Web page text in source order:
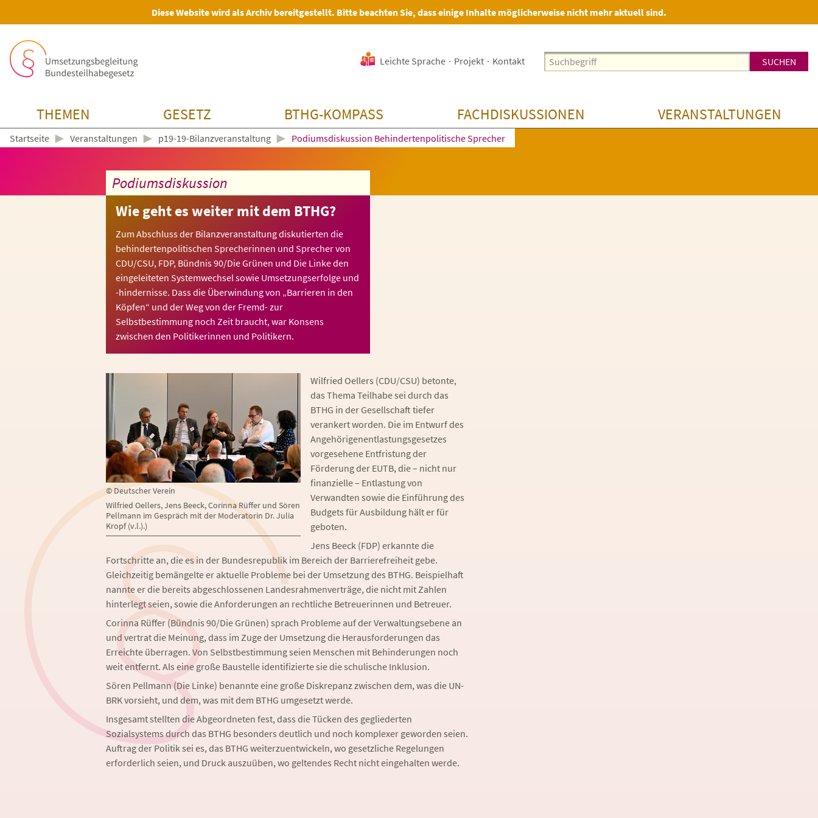
Diese Website wird als Archiv bereitgestellt. Bitte beachten Sie, dass einige Inhalte möglicherweise nicht mehr aktuell sind.
Leichte Sprache · Projekt · Kontakt
THEMEN GESETZ BTHG-KOMPASS FACHDISKUSSIONEN VERANSTALTUNGEN
Startseite ► Veranstaltungen ► p19-19-Bilanzveranstaltung ► Podiumsdiskussion Behindertenpolitische Sprecher
Podiumsdiskussion
Wie geht es weiter mit dem BTHG?
Zum Abschluss der Bilanzveranstaltung diskutierten die
behindertenpolitischen Sprecherinnen und Sprecher von
CDU/CSU, FDP, Bündnis 90/Die Grünen und Die Linke den
eingeleiteten Systemwechsel sowie Umsetzungserfolge und
-hindernisse. Dass die Überwindung von „Barrieren in den
Köpfen“ und der Weg von der Fremd- zur
Selbstbestimmung noch Zeit braucht, war Konsens
zwischen den Politikerinnen und Politikern.
©Deutscher Verein
Wilfried Oellers, Jens Beeck, Corinna Rüffer und Sören
Pellmann im Gespräch mit der Moderatorin Dr. Julia
Kropf (v.l.).)
Wilfried Oellers (CDU/CSU) betonte,
das Thema Teilhabe sei durch das
BTHG in der Gesellschaft tiefer
verankert worden. Die im Entwurf des
Angehörigenentlastungsgesetzes
vorgesehene Entfristung der
Förderung der EUTB, die – nicht nur
finanzielle – Entlastung von
Verwandten sowie die Einführung des
Budgets für Ausbildung hält er für
geboten.
Jens Beeck (FDP) erkannte die
Fortschritte an, die es in der Bundesrepublik im Bereich der Barrierefreiheit gebe.
Gleichzeitig bemängelte er aktuelle Probleme bei der Umsetzung des BTHG. Beispielhaft
nannte er die bereits abgeschlossenen Landesrahmenverträge, die nicht mit Zahlen
hinterlegt seien, sowie die Anforderungen an rechtliche Betreuerinnen und Betreuer.
Corinna Rüffer (Bündnis 90/Die Grünen) sprach Probleme auf der Verwaltungsebene an
und vertrat die Meinung, dass im Zuge der Umsetzung die Herausforderungen das
Erreichte überragen. Von Selbstbestimmung seien Menschen mit Behinderungen noch
weit entfernt. Als eine große Baustelle identifizierte sie die schulische Inklusion.
Sören Pellmann (Die Linke) benannte eine große Diskrepanz zwischen dem, was die UN-
BRK vorsieht, und dem, was mit dem BTHG umgesetzt werde.
Insgesamt stellten die Abgeordneten fest, dass die Tücken des gegliederten
Sozialsystems durch das BTHG besonders deutlich und noch komplexer geworden seien.
Auftrag der Politik sei es, das BTHG weiterzuentwickeln, wo gesetzliche Regelungen
erforderlich seien, und Druck auszuüben, wo geltendes Recht nicht eingehalten werde.